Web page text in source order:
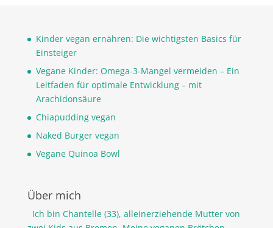
Kinder vegan ernähren: Die wichtigsten Basics für
Einsteiger
Vegane Kinder: Omega-3-Mangel vermeiden – Ein
Leitfaden für optimale Entwicklung – mit
Arachidonsäure
Chiapudding vegan
Naked Burger vegan
Vegane Quinoa Bowl
Über mich
Ich bin Chantelle (33), alleinerziehende Mutter von